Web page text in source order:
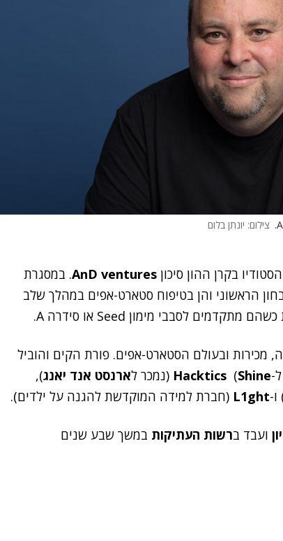
צילום: יונתן בלום
בקרן ההון סיכון AnD ventures. במסגרת
הראשוני והן בטיפוח סטארט-אפים במהלך שלב
מכירות ובעולם הסטארט-אפים. פורת הקים והוביל
Shine
)
Hacktics (נמכר לארנסט אנד יאנג),
L1ght (חברת למידה המוקדשת להגנה על ילדים).
ועבד ברשות העתיקות במשך שבע שנים